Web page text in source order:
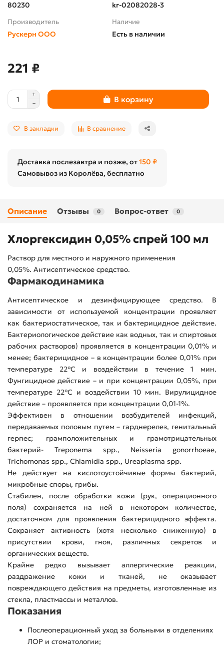
80230 kr-02082028-3
Производитель
Рускерн ООО
Наличие
Есть в наличии
221 ₽
В корзину
В закладки В сравнение
Доставка послезавтра и позже, от150 ₽
Самовывоз из Королёва, бесплатно
Описание Отзывы 0 Вопрос-ответ 0
Хлоргексидин 0,05% спрей 100 мл
Раствор для местного и наружного применения
0,05%. Антисептическое средство.
Фармакодинамика
Антисептическое и дезинфицирующее средство. В
зависимости от используемой концентрации проявляет
как бактериостатическое, так и бактерицидное действие.
Бактериологическое действие как водных, так и спиртовых
рабочих растворов) проявляется в концентрации 0,01% и
менее; бактерицидное – в концентрации более 0,01% при
температуре 22°С и воздействии в течение 1 мин.
Фунгицидное действие – и при концентрации 0,05%, при
температуре 22°С и воздействии 10 мин. Вирулицидное
действие – проявляется при концентрации 0,01-1%.
Эффективен в отношении возбудителей инфекций,
передаваемых половым путем – гарднерелез, генитальный
герпес; грамположительных и грамотрицательных
бактерий- Treponema spp., Neisseria gonorrhoeae,
Trichomonas spp., Chlamidia spp., Ureaplasma spp.
Не действует на кислотоустойчивые формы бактерий,
микробные споры, грибы.
Стабилен, после обработки кожи (рук, операционного
поля) сохраняется на ней в некотором количестве,
достаточном для проявления бактерицидного эффекта.
Сохраняет активность (хотя несколько сниженную) в
присутствии крови, гноя, различных секретов и
органических веществ.
Крайне редко вызывает аллергические реакции,
раздражение кожи и тканей, не оказывает
повреждающего действия на предметы, изготовленные из
стекла, пластмассы и металлов.
Показания
Послеоперационный уход за больными в отделениях
ЛОР и стоматологии;